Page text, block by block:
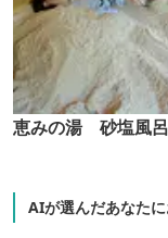
恵みの湯 砂塩風呂
AIが選んだあなた